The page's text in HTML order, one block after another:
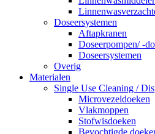
Doseersystemen
Aftapkranen
Doseerpompen/ -
Doseersystemen
Overig
Materialen
Single Use Cleaning /
Microvezeldoeken
Vlakmoppen
Stofwisdoeken
Bevochtigde